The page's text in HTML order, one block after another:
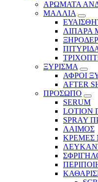
ΑΡΩΜΑΤΑ
ΜΑΛΛΙΑ
ΛΙΠΑΡΑ
ΞΥΡΙΣΜΑ
ΑΦΡΟΙ
AFTER
ΠΡΟΣΩΠΟ
SERUM
SPRAY
ΛΑΙΜΟΣ
ΚΡΕΜΕΣ